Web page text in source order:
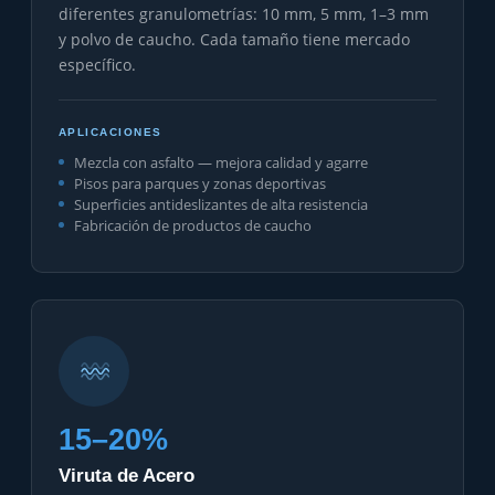
diferentes granulometrías: 10 mm, 5 mm, 1–3 mm
y polvo de caucho. Cada tamaño tiene mercado
específico.
APLICACIONES
Mezcla con asfalto — mejora calidad y agarre
Pisos para parques y zonas deportivas
Superficies antideslizantes de alta resistencia
Fabricación de productos de caucho
15–20%
Viruta de Acero